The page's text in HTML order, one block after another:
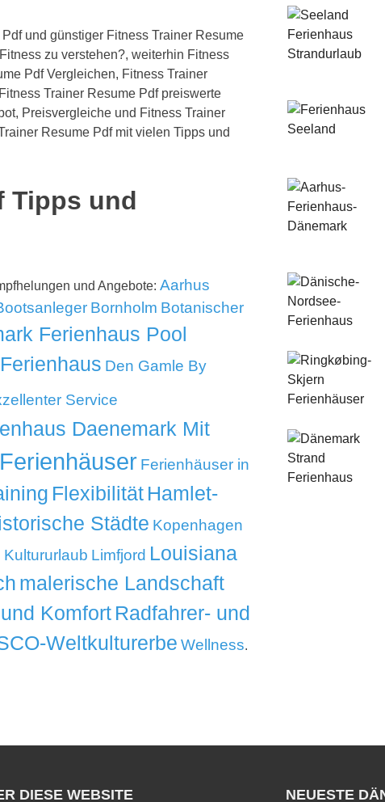
und günstiger Fitness Trainer Resume
zu verstehen?, weiterhin Fitness
Pdf Vergleichen, Fitness Trainer
Trainer Resume Pdf preiswerte
Preisvergleiche und Fitness Trainer
Resume Pdf mit vielen Tipps und
Tipps und
und Angebote: Aarhus
Bornholm Botanischer
Ferienhaus Pool
Den Gamle By
Service
Daenemark Mit
Ferienhäuser Ferienhäuser in
Flexibilität Hamlet-
Städte Kopenhagen
Kultururlaub Limfjord Louisiana
malerische Landschaft
Komfort Radfahrer- und
Weltkulturerbe Wellness.
DIESE WEBSITE NEUESTE